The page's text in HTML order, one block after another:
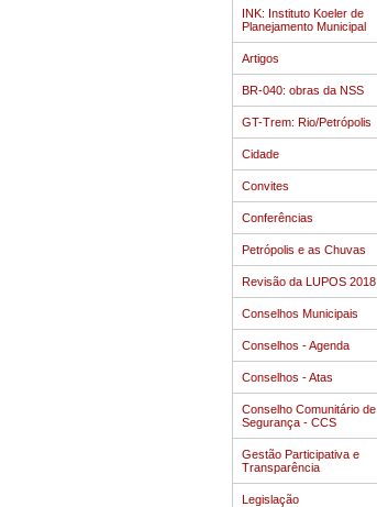
INK: Instituto Koeler de
Planejamento Municipal
Artigos
BR-040: obras da NSS
GT-Trem: Rio/Petrópolis
Cidade
Convites
Conferências
Petrópolis e as Chuvas
Revisão da LUPOS 2018
Conselhos Municipais
Conselhos - Agenda
Conselhos - Atas
Conselho Comunitário de
Segurança - CCS
Gestão Participativa e
Transparência
Legislação